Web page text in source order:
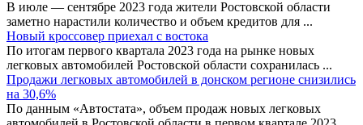
В июле — сентябре 2023 года жители Ростовской области
заметно нарастили количество и объем кредитов для ...
Новый кроссовер приехал с востока
По итогам первого квартала 2023 года на рынке новых
легковых автомобилей Ростовской области сохранилась ...
Продажи легковых автомобилей в донском регионе снизились
на 30,6%
По данным «Автостата», объем продаж новых легковых